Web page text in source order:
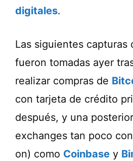
digitales.
Las siguientes capturas
fueron tomadas ayer
realizar compras de
con tarjeta de crédito
después, y una
exchanges tan poco
on) como Coinbase y